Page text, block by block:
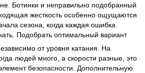
Ботинки и неправильно подобранный
жесткость особенно ощущаются
сезона, когда каждая ошибка
Подобрать оптимальный вариант
от уровня катания. На
людей много, а скорости разные, это
безопасности. Дополнительную